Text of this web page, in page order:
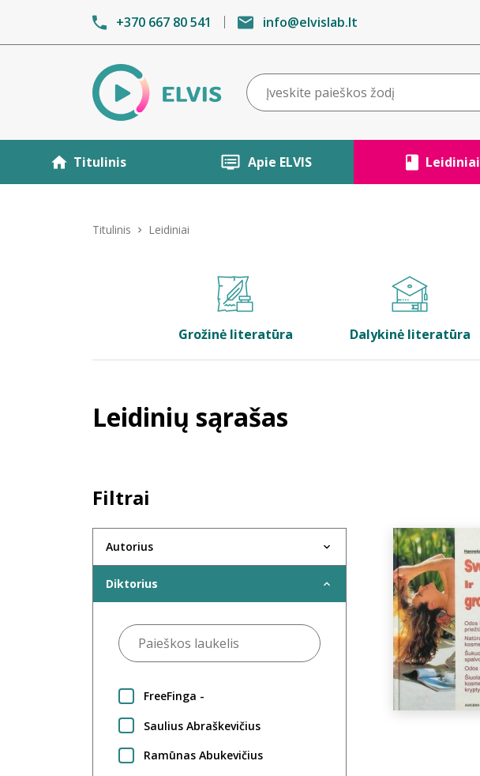
+370 667 80 541 info@elvislab.lt
Titulinis Apie ELVIS Leidiniai
Titulinis Leidiniai
Grožinė literatūra Dalykinė literatūra
Leidinių sąrašas
Filtrai
Autorius
Diktorius
FreeFinga -
Saulius Abraškevičius
Ramūnas Abukevičius